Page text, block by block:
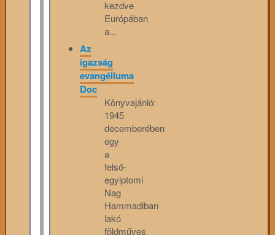
kezdve
Európában
a...
Az
igazság
evangéliuma
Doc
Könyvajánló:
1945
decemberében
egy
a
felső-
egyiptomi
Nag
Hammadiban
lakó
földműves